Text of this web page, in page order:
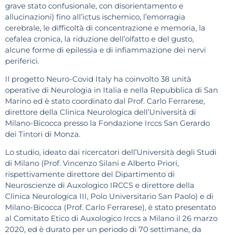
grave stato confusionale, con disorientamento e
allucinazioni) fino all’ictus ischemico, l’emorragia
cerebrale, le difficoltà di concentrazione e memoria, la
cefalea cronica, la riduzione dell’olfatto e del gusto,
alcune forme di epilessia e di infiammazione dei nervi
periferici.
Il progetto Neuro-Covid Italy ha coinvolto 38 unità
operative di Neurologia in Italia e nella Repubblica di San
Marino ed è stato coordinato dal Prof. Carlo Ferrarese,
direttore della Clinica Neurologica dell’Università di
Milano-Bicocca presso la Fondazione Irccs San Gerardo
dei Tintori di Monza.
Lo studio, ideato dai ricercatori dell’Università degli Studi
di Milano (Prof. Vincenzo Silani e Alberto Priori,
rispettivamente direttore del Dipartimento di
Neuroscienze di Auxologico IRCCS e direttore della
Clinica Neurologica III, Polo Universitario San Paolo) e di
Milano-Bicocca (Prof. Carlo Ferrarese), è stato presentato
al Comitato Etico di Auxologico Irccs a Milano il 26 marzo
2020, ed è durato per un periodo di 70 settimane, da